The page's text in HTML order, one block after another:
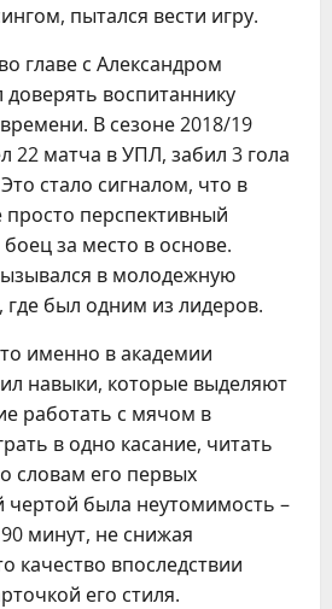
пытался вести игру.
главе с Александром
воспитаннику
В сезоне 2018/19
22 матча в УПЛ, забил 3 гола
стало сигналом, что в
просто перспективный
за место в основе.
в молодежную
был одним из лидеров.
именно в академии
навыки, которые выделяют
работать с мячом в
в одно касание, читать
словам его первых
чертой была неутомимость –
минут, не снижая
качество впоследствии
его стиля.